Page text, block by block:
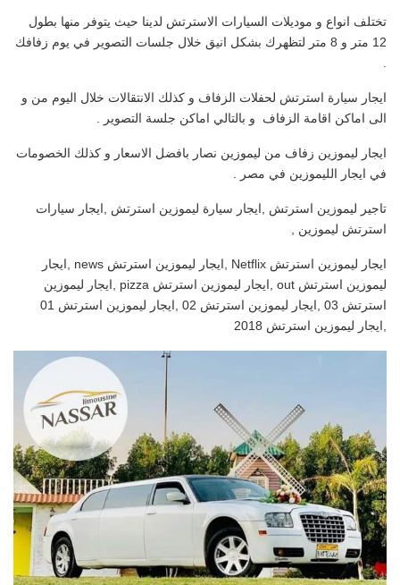
تختلف انواع و موديلات السيارات الاسترتش لدينا حيث يتوفر منها بطول
12 متر و 8 متر لتظهرك بشكل انيق خلال جلسات التصوير في يوم زفافك
.
ايجار سيارة استرتش لحفلات الزفاف و كذلك الانتقالات خلال اليوم من و
الى اماكن اقامة الزفاف و بالتالي اماكن جلسة التصوير .
ايجار ليموزين زفاف من ليموزين نصار بافضل الاسعار و كذلك الخصومات
في ايجار الليموزين في مصر .
تاجير ليموزين استرتش ,ايجار سيارة ليموزين استرتش ,ايجار سيارات
استرتش ليموزين ,
ايجار ليموزين استرتش Netflix ,ايجار ليموزين استرتش news ,ايجار
ليموزين استرتش out ,ايجار ليموزين استرتش pizza ,ايجار ليموزين
استرتش 03 ,ايجار ليموزين استرتش 02 ,ايجار ليموزين استرتش 01
,ايجار ليموزين استرتش 2018